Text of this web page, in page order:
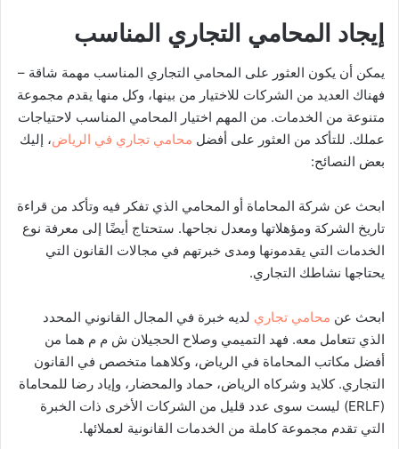
إيجاد المحامي التجاري المناسب
يمكن أن يكون العثور على المحامي التجاري المناسب مهمة شاقة –
فهناك العديد من الشركات للاختيار من بينها، وكل منها يقدم مجموعة
متنوعة من الخدمات. من المهم اختيار المحامي المناسب لاحتياجات
عملك. للتأكد من العثور على أفضل محامي تجاري في الرياض، إليك
بعض النصائح:
ابحث عن شركة المحاماة أو المحامي الذي تفكر فيه وتأكد من قراءة
تاريخ الشركة ومؤهلاتها ومعدل نجاحها. ستحتاج أيضًا إلى معرفة نوع
الخدمات التي يقدمونها ومدى خبرتهم في مجالات القانون التي
يحتاجها نشاطك التجاري.
ابحث عن محامي تجاري لديه خبرة في المجال القانوني المحدد
الذي تتعامل معه. فهد التميمي وصلاح الحجيلان ش م م هما من
أفضل مكاتب المحاماة في الرياض، وكلاهما متخصص في القانون
التجاري. كلايد وشركاه الرياض، حماد والمحضار، وإياد رضا للمحاماة
(ERLF) ليست سوى عدد قليل من الشركات الأخرى ذات الخبرة
التي تقدم مجموعة كاملة من الخدمات القانونية لعملائها.